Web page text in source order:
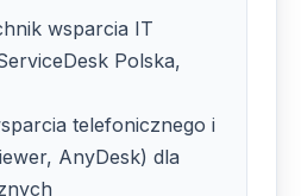
wsparcia IT
Polska,
telefonicznego i
AnyDesk) dla